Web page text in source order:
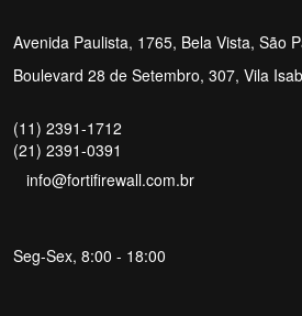
Avenida Paulista, 1765, Bela Vista, São
Boulevard 28 de Setembro, 307, Vila
(11) 2391-1712
(21) 2391-0391
info@fortifirewall.com.br
Seg-Sex, 8:00 - 18:00